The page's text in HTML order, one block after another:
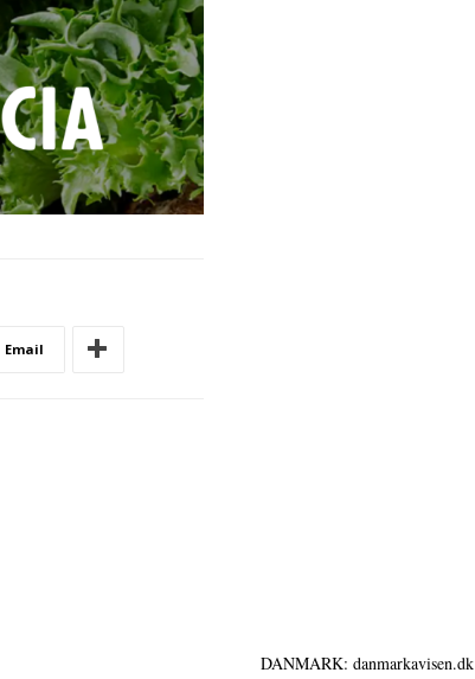
Email
DANMARK: danmarkavisen.dk